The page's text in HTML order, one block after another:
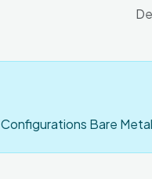
Configurations Bare